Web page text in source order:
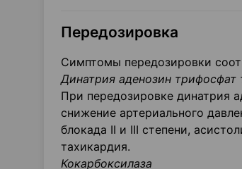
Передозировка
Симптомы передозировки
Динатрия аденозин трифосфат
При передозировке динатрия
снижение артериального
блокада II и III степени,
тахикардия.
Кокарбоксилаза